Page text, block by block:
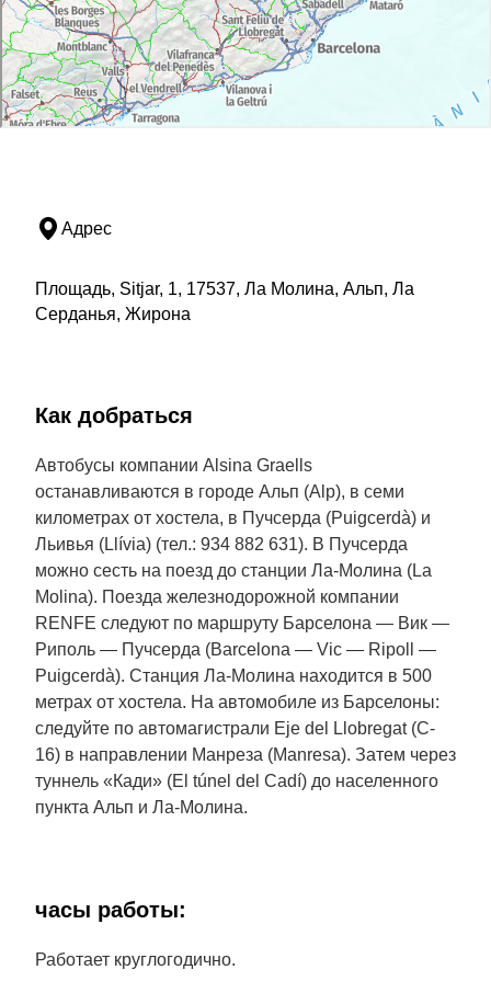
Адрес
Площадь, Sitjar, 1, 17537, Ла Молина, Альп, Ла
Серданья, Жирона
Как добраться
Автобусы компании Alsina Graells
останавливаются в городе Альп (Alp), в семи
километрах от хостела, в Пучсерда (Puigcerdà) и
Льивья (Llívia) (тел.: 934 882 631). В Пучсерда
можно сесть на поезд до станции Ла-Молина (La
Molina). Поезда железнодорожной компании
RENFE следуют по маршруту Барселона — Вик —
Риполь — Пучсерда (Barcelona — Vic — Ripoll —
Puigcerdà). Станция Ла-Молина находится в 500
метрах от хостела. На автомобиле из Барселоны:
следуйте по автомагистрали Eje del Llobregat (C-
16) в направлении Манреза (Manresa). Затем через
туннель «Кади» (El túnel del Cadí) до населенного
пункта Альп и Ла-Молина.
часы работы:
Работает круглогодично.